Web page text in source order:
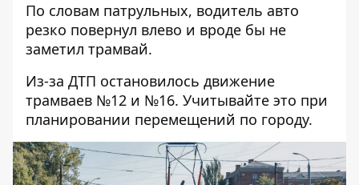
По словам патрульных, водитель авто
резко повернул влево и вроде бы не
заметил трамвай.
Из-за ДТП остановилось движение
трамваев №12 и №16. Учитывайте это при
планировании перемещений по городу.